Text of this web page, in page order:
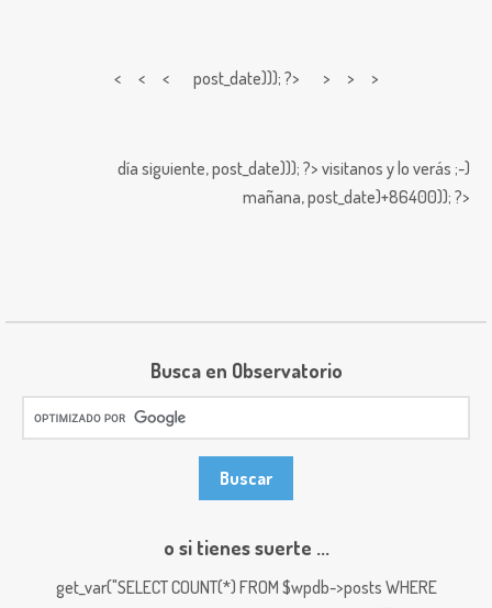
< < < post_date))); ?> > > >
día siguiente,post_date))); ?> visitanos y lo verás ;-)
mañana,post_date)+86400)); ?>
Busca en Observatorio
o si tienes suerte ...
get_var("SELECT COUNT(*) FROM $wpdb->posts WHERE